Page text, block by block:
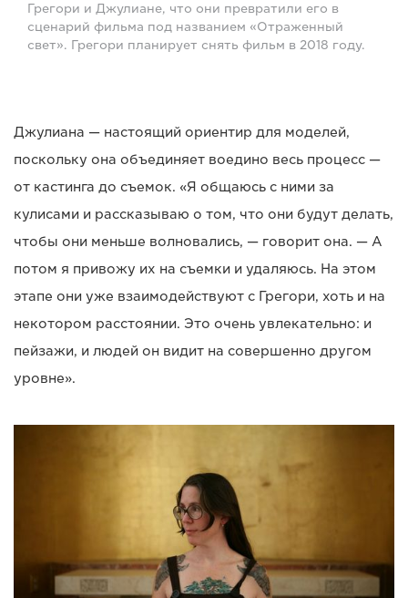
Грегори и Джулиане, что они превратили его в
сценарий фильма под названием «Отраженный
свет». Грегори планирует снять фильм в 2018 году.
Джулиана — настоящий ориентир для моделей,
поскольку она объединяет воедино весь процесс —
от кастинга до съемок. «Я общаюсь с ними за
кулисами и рассказываю о том, что они будут делать,
чтобы они меньше волновались, — говорит она. — А
потом я привожу их на съемки и удаляюсь. На этом
этапе они уже взаимодействуют с Грегори, хоть и на
некотором расстоянии. Это очень увлекательно: и
пейзажи, и людей он видит на совершенно другом
уровне».